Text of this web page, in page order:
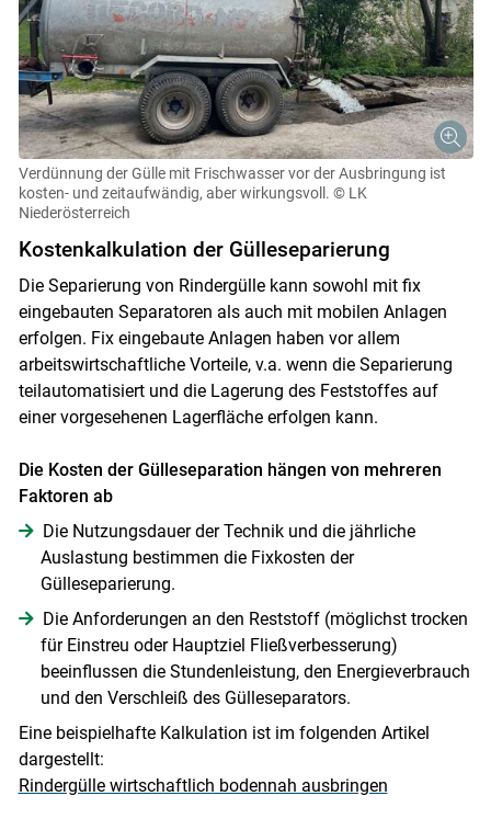
Verdünnung der Gülle mit Frischwasser vor der Ausbringung ist
kosten- und zeitaufwändig, aber wirkungsvoll. © LK
Niederösterreich
Kostenkalkulation der Gülleseparierung
Die Separierung von Rindergülle kann sowohl mit fix
eingebauten Separatoren als auch mit mobilen Anlagen
erfolgen. Fix eingebaute Anlagen haben vor allem
arbeitswirtschaftliche Vorteile, v.a. wenn die Separierung
teilautomatisiert und die Lagerung des Feststoffes auf
einer vorgesehenen Lagerfläche erfolgen kann.
Die Kosten der Gülleseparation hängen von mehreren
Faktoren ab
Die Nutzungsdauer der Technik und die jährliche
Auslastung bestimmen die Fixkosten der
Gülleseparierung.
Die Anforderungen an den Reststoff (möglichst trocken
für Einstreu oder Hauptziel Fließverbesserung)
beeinflussen die Stundenleistung, den Energieverbrauch
und den Verschleiß des Gülleseparators.
Eine beispielhafte Kalkulation ist im folgenden Artikel
dargestellt:
Rindergülle wirtschaftlich bodennah ausbringen